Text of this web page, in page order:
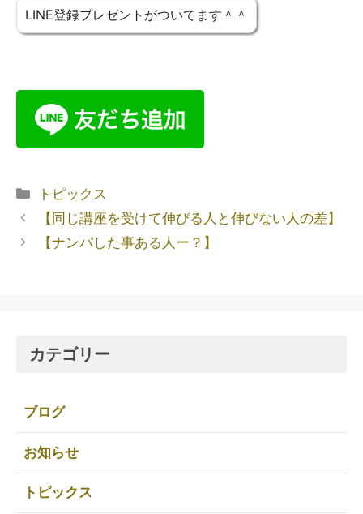
LINE登録プレゼントがついてます＾＾
トピックス
【同じ講座を受けて伸びる人と伸びない人の差】
【ナンパした事ある人ー？】
カテゴリー
ブログ
お知らせ
トピックス